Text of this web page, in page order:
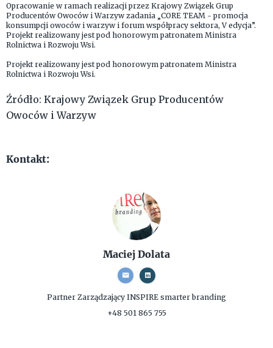
Opracowanie w ramach realizacji przez Krajowy Związek Grup
Producentów Owoców i Warzyw zadania „CORE TEAM - promocja
konsumpcji owoców i warzyw i forum współpracy sektora, V edycja”.
Projekt realizowany jest pod honorowym patronatem Ministra
Rolnictwa i Rozwoju Wsi.
Projekt realizowany jest pod honorowym patronatem Ministra
Rolnictwa i Rozwoju Wsi.
Źródło: Krajowy Związek Grup Producentów
Owoców i Warzyw
Kontakt:
Maciej Dolata
Partner Zarządzający INSPIRE smarter branding
+48 501 865 755